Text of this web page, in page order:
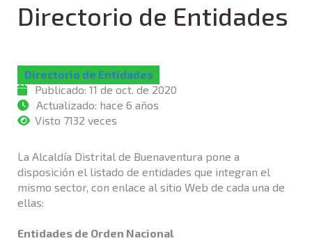
Directorio de Entidades
Directorio de Entidades
Publicado: 11 de oct. de 2020
Actualizado: hace 6 años
Visto 7132 veces
La Alcaldía Distrital de Buenaventura pone a
disposición el listado de entidades que integran el
mismo sector, con enlace al sitio Web de cada una de
ellas:
Entidades de Orden Nacional